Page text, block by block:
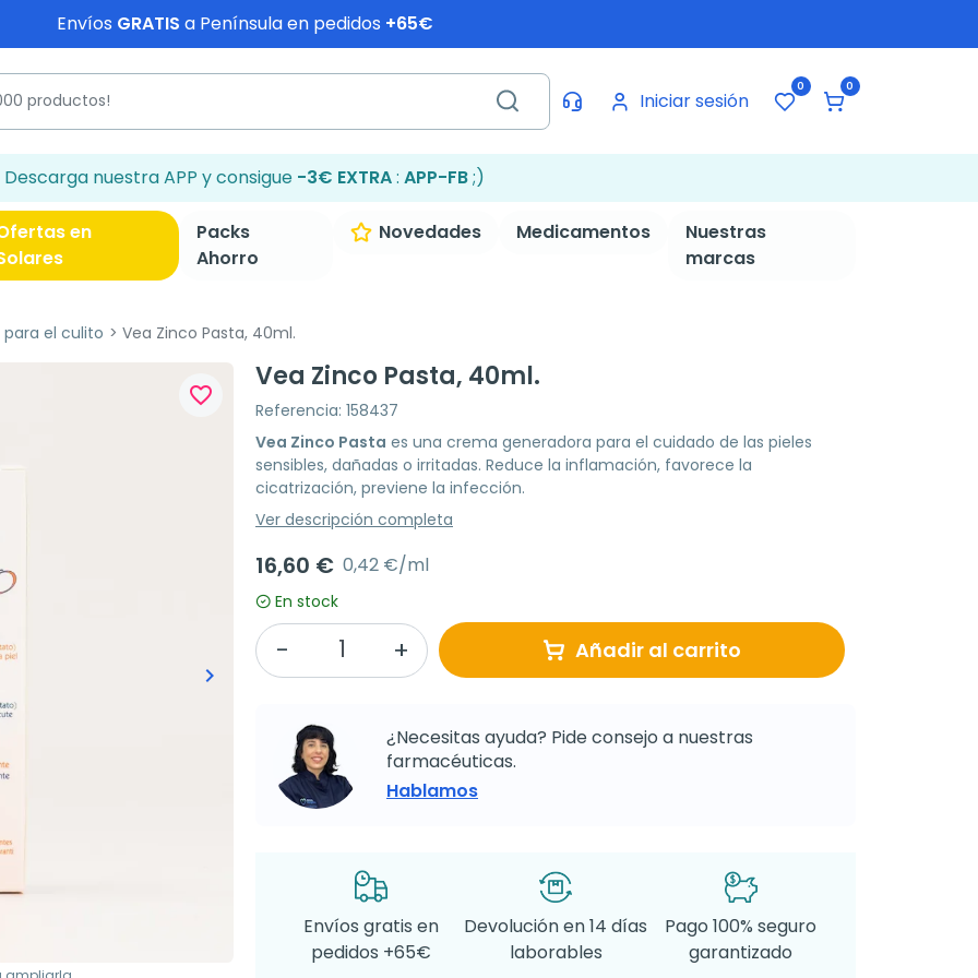
Envíos GRATIS a Península en pedidos +65€
Iniciar sesión
0 0
Descarga nuestra APP y consigue -3€ EXTRA: APP-FB;)
en
Packs
Ahorro
Novedades Medicamentos
Nuestras
marcas
el culito Vea Zinco Pasta, 40ml.
Siguiente
keyboard_arrow_right
favorite_border
Vea Zinco Pasta, 40ml.
Referencia: 158437
Vea Zinco Pasta es una crema generadora para el cuidado de las pieles
sensibles, dañadas o irritadas. Reduce la inflamación, favorece la
cicatrización, previene la infección.
Ver descripción completa
16,60 € 0,42 €/ml
En stock
Añadir al carrito
¿Necesitas ayuda? Pide consejo a nuestras
farmacéuticas.
Hablamos
Envíos gratis en
pedidos +65€
Devolución en 14 días
laborables
Pago 100% seguro
garantizado